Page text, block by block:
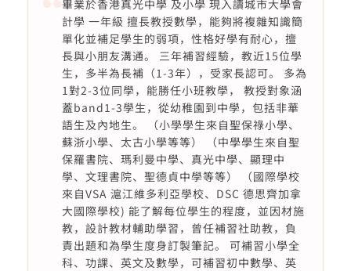
畢業於香港真光中學 及小學 現入讀城市大學會
計學 一年級 擅長教授數學，能夠將複雜知識簡
單化並補足學生的弱項，性格好學有耐心，擅
長與小朋友溝通。 三年補習經驗，教近15位學
生，多半為長補（1-3年），受家長認可。 多為
1對2-3位同學，能勝任小班教學， 教授對象涵
蓋band1-3學生，從幼稚園到中學，包括非華
語生及內地生。 （小學學生來自聖保祿小學、
蘇浙小學、太古小學等等） （中學學生來自聖
保羅書院、瑪利曼中學、真光中學、顯理中
學、文理書院、聖德貞中學等等） （國際學校
來自VSA 滬江維多利亞學校、DSC 德思齊加拿
大國際學校) 能了解每位學生的程度，並因材施
教，設計教材輔助學習，曾任補習社助教，負
責出題和為學生度身訂製筆記。 可補習小學全
科、功課、英文及數學，可補習初中數學、英